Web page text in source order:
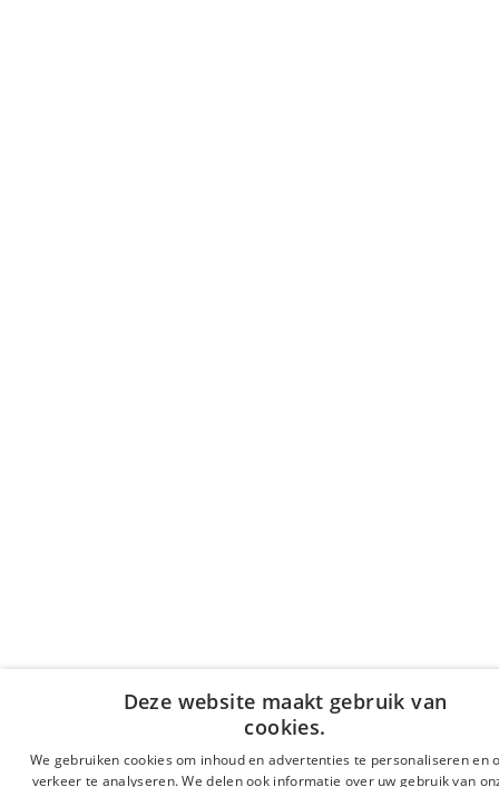
Deze website maakt gebruik van
cookies.
We gebruiken cookies om inhoud en advertenties te personaliseren en
verkeer te analyseren. We delen ook informatie over uw gebruik van